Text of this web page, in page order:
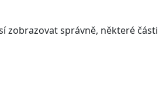
zobrazovat správně, některé